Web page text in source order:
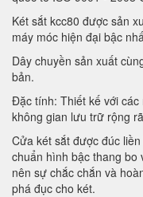
Két sắt kcc80 được sản
máy móc hiện đại bậc
Dây chuyền sản xuất
bản.
Đặc tính: Thiết kế với
không gian lưu trữ rộng
Cửa két sắt được đúc
chuẩn hình bậc thang bo
nên sự chắc chắn và
phá đục cho két.